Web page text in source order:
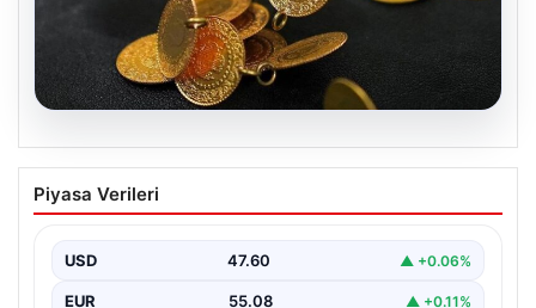
05.08.2026
13 Nisan 2026 Altın Fiyatları Güncel
Durum ve Analizler
uluslararası gelişmeler ve jeopolitical riskler nedeniyle
oldukça dalgalı…
Piyasa Verileri
USD 47.60 ▲ +0.06%
EUR 55.08 ▲ +0.11%